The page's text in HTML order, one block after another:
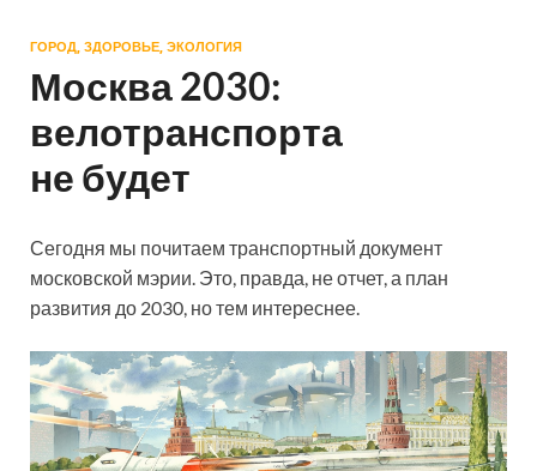
ГОРОД, ЗДОРОВЬЕ, ЭКОЛОГИЯ
Москва 2030:
велотранспорта
не будет
Сегодня мы почитаем транспортный документ
московской мэрии. Это, правда, не отчет, а план
развития до 2030, но тем интереснее.